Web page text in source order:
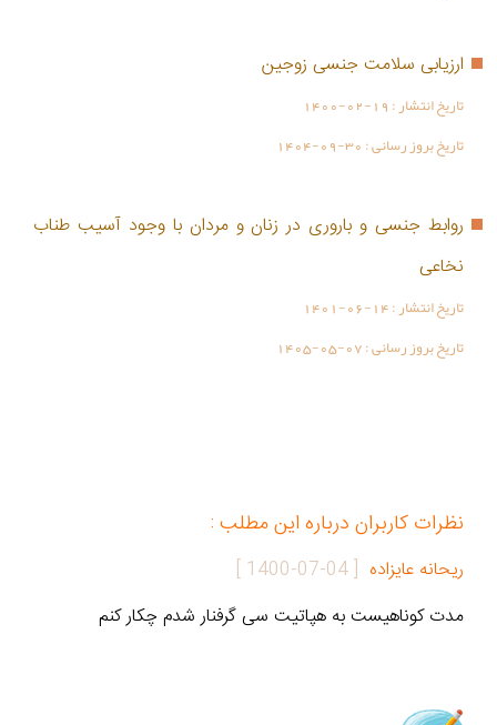
ارزیابی سلامت جنسی زوجین
تاریخ انتشار :1400-02-19
تاریخ بروز رسانی :1404-09-30
روابط جنسی و باروری در زنان و مردان با وجود آسیب طناب
نخاعی
تاریخ انتشار :1401-06-14
تاریخ بروز رسانی :1405-05-07
نظرات کاربران درباره این مطلب :
ریحانه عایزاده [
1400-07-04
]
مدت کوناهیست به هپاتیت سی گرفنار شدم چکار کنم